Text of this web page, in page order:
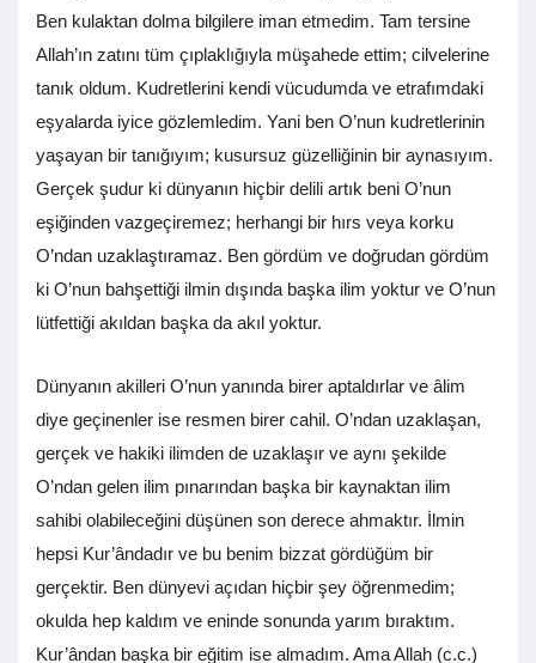
Ben kulaktan dolma bilgilere iman etmedim. Tam tersine
Allah’ın zatını tüm çıplaklığıyla müşahede ettim; cilvelerine
tanık oldum. Kudretlerini kendi vücudumda ve etrafımdaki
eşyalarda iyice gözlemledim. Yani ben O’nun kudretlerinin
yaşayan bir tanığıyım; kusursuz güzelliğinin bir aynasıyım.
Gerçek şudur ki dünyanın hiçbir delili artık beni O’nun
eşiğinden vazgeçiremez; herhangi bir hırs veya korku
O’ndan uzaklaştıramaz. Ben gördüm ve doğrudan gördüm
ki O’nun bahşettiği ilmin dışında başka ilim yoktur ve O’nun
lütfettiği akıldan başka da akıl yoktur.
Dünyanın akilleri O’nun yanında birer aptaldırlar ve âlim
diye geçinenler ise resmen birer cahil. O’ndan uzaklaşan,
gerçek ve hakiki ilimden de uzaklaşır ve aynı şekilde
O’ndan gelen ilim pınarından başka bir kaynaktan ilim
sahibi olabileceğini düşünen son derece ahmaktır. İlmin
hepsi Kur’ândadır ve bu benim bizzat gördüğüm bir
gerçektir. Ben dünyevi açıdan hiçbir şey öğrenmedim;
okulda hep kaldım ve eninde sonunda yarım bıraktım.
Kur’ândan başka bir eğitim ise almadım. Ama Allah (c.c.)